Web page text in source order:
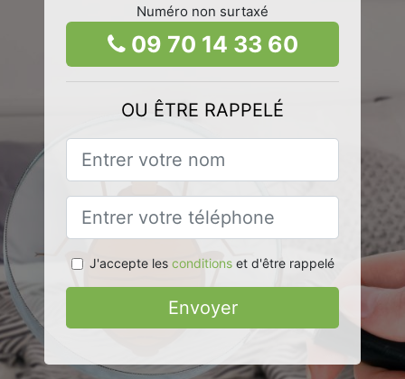
Numéro non surtaxé
09 70 14 33 60
OU ÊTRE RAPPELÉ
J'accepte les conditionset d'être rappelé
Envoyer